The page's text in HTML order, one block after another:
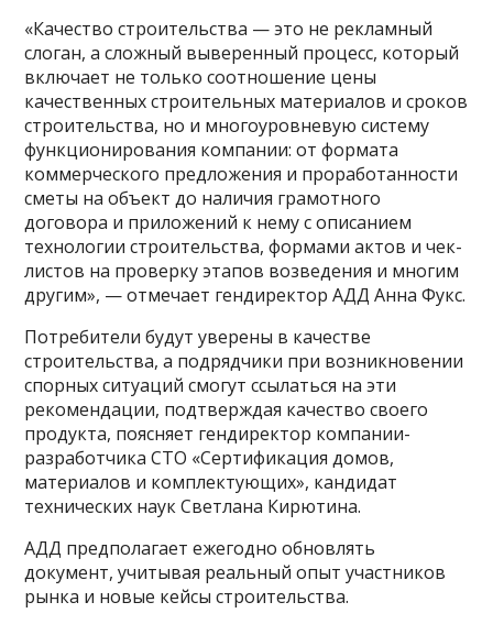
«Качество строительства — это не рекламный
слоган, а сложный выверенный процесс, который
включает не только соотношение цены
качественных строительных материалов и сроков
строительства, но и многоуровневую систему
функционирования компании: от формата
коммерческого предложения и проработанности
сметы на объект до наличия грамотного
договора и приложений к нему с описанием
технологии строительства, формами актов и чек-
листов на проверку этапов возведения и многим
другим», — отмечает гендиректор АДД Анна Фукс.
Потребители будут уверены в качестве
строительства, а подрядчики при возникновении
спорных ситуаций смогут ссылаться на эти
рекомендации, подтверждая качество своего
продукта, поясняет гендиректор компании-
разработчика СТО «Сертификация домов,
материалов и комплектующих», кандидат
технических наук Светлана Кирютина.
АДД предполагает ежегодно обновлять
документ, учитывая реальный опыт участников
рынка и новые кейсы строительства.